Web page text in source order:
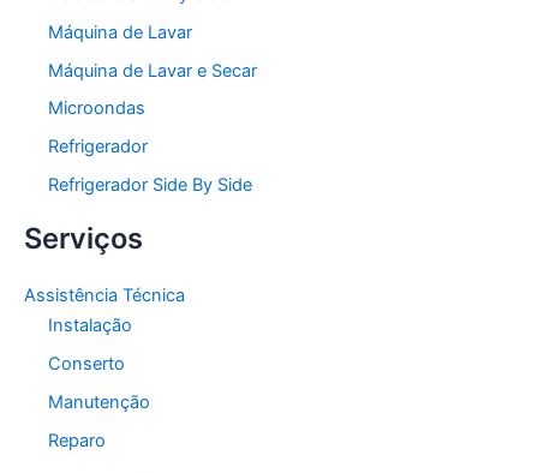
Máquina de Lavar
Máquina de Lavar e Secar
Microondas
Refrigerador
Refrigerador Side By Side
Serviços
Assistência Técnica
Instalação
Conserto
Manutenção
Reparo